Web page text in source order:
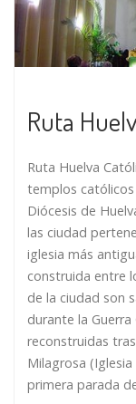
Ruta
Ruta Huelva
templos
Diócesis de
las ciudad
iglesia más
construida entre
de la ciudad son
durante la
reconstruidas
Milagrosa
primera parada